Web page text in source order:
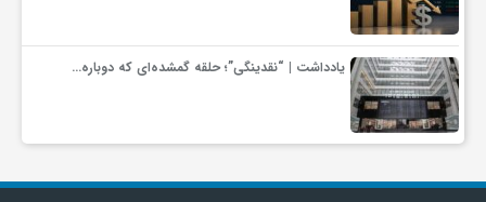
یادداشت | “نقدینگی”؛ حلقه گمشده‌ای که دوباره…